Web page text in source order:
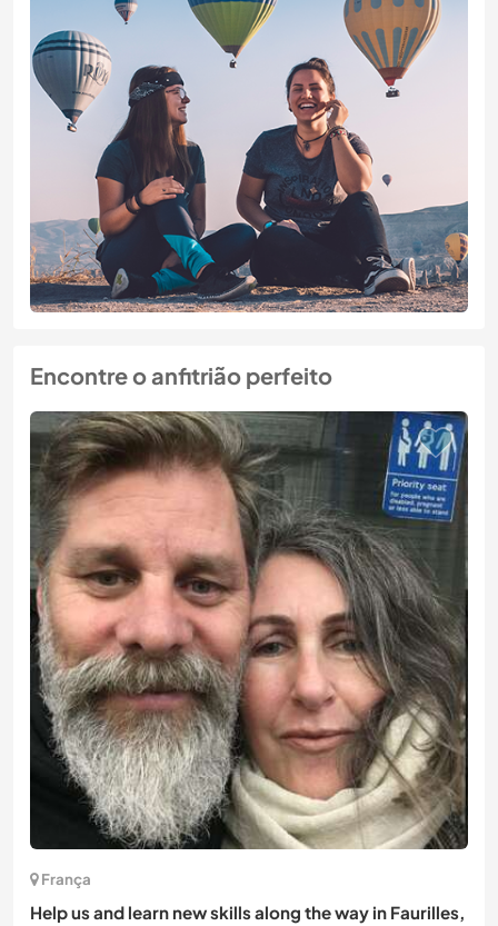
Encontre o anfitrião perfeito
França
Help us and learn new skills along the way in Faurilles,